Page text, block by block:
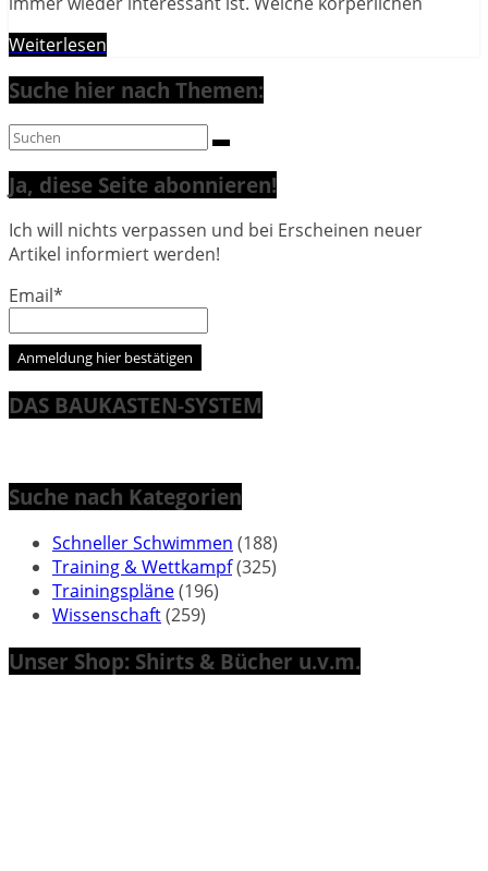
Weiterlesen
Suche hier nach Themen:
Ja, diese Seite abonnieren!
Ich will nichts verpassen und bei Erscheinen neuer
Artikel informiert werden!
Email*
DAS BAUKASTEN-SYSTEM
Suche nach Kategorien
Schneller Schwimmen (188)
Training & Wettkampf(325)
Trainingspläne(196)
Wissenschaft(259)
Unser Shop: Shirts & Bücher u.v.m.